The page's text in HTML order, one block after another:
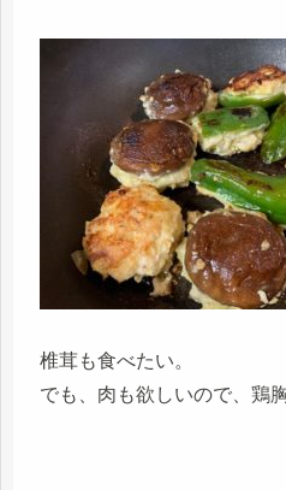
椎茸も食べたい。
でも、肉も欲しいので、鶏